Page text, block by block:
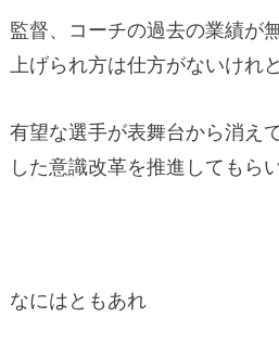
監督、コーチの過去の業績が
上げられ方は仕方がないけれど
有望な選手が表舞台から消え
した意識改革を推進してもら
なにはともあれ